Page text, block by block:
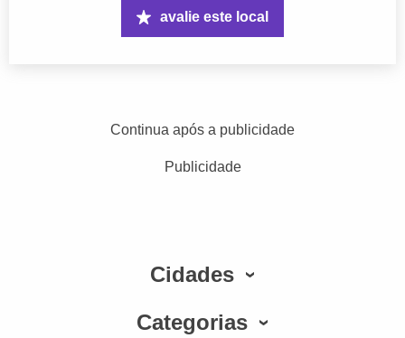
avalie este local
Continua após a publicidade
Publicidade
Cidades
Categorias